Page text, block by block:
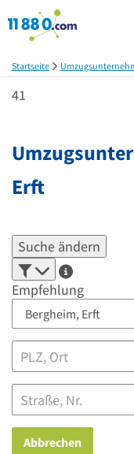
Startseite
41
Erft
Suche ändern
Empfehlung
Abbrechen